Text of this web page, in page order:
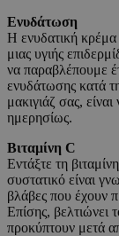
Ενυδάτωση
H ενυδατική κρέμα
μιας υγιής
να παραβλέπουμε
ενυδάτωσης κατά
μακιγιάζ σας,
ημερησίως.
Βιταμίνη C
Εντάξτε τη
συστατικό είναι
βλάβες που έχουν
Επίσης, βελτιώνει
προκύπτουν μετά